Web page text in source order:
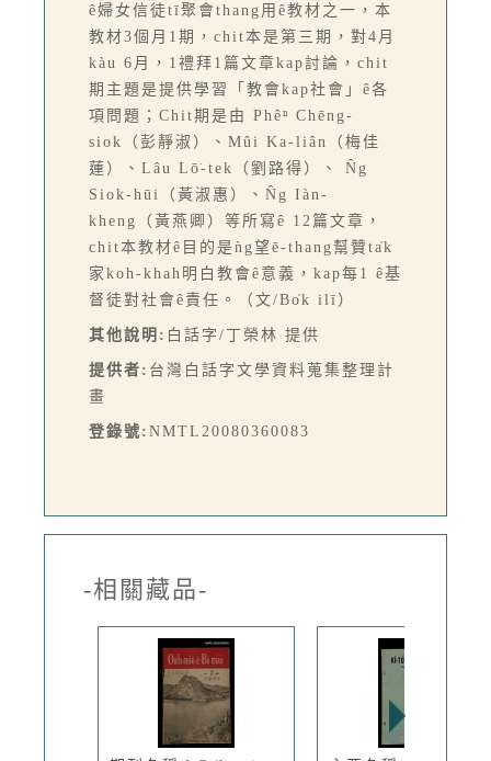
ê婦女信徒tī聚會thang用ê教材之一，本
教材3個月1期，chit本是第三期，對4月
kàu 6月，1禮拜1篇文章kap討論，chit
期主題是提供學習「教會kap社會」ê各
項問題；Chit期是由 Phêⁿ Chēng-
siok（彭靜淑）、Mûi Ka-liân（梅佳
蓮）、Lâu Lō͘-tek（劉路得）、 N̂g
Siok-hūi（黃淑惠）、N̂g Iàn-
kheng（黃燕卿）等所寫ê 12篇文章，
chit本教材ê目的是ǹg望ē-thang幫贊ta̍k
家koh-khah明白教會ê意義，kap每1 ê基
督徒對社會ê責任。（文/Bo̍k ilī）
其他說明: 白話字/丁榮林 提供
提供者: 台灣白話字文學資料蒐集整理計
畫
登錄號: NMTL20080360083
-相關藏品-